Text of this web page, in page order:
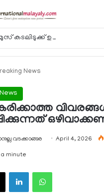
കടലിടുക്ക് ഉടന്‍ തുറന്നേക്കും
News
വടക്കാങ്ങര April 4, 2026
minute
X LinkedInWhatsApp